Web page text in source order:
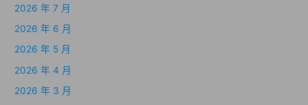
2026 年 7 月
2026 年 6 月
2026 年 5 月
2026 年 4 月
2026 年 3 月